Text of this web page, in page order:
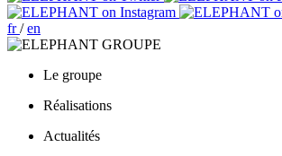
fr/ en
Le groupe
Réalisations
Actualités